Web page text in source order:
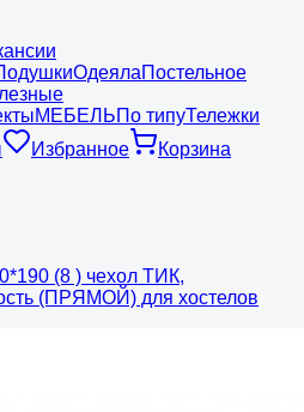
ОдеялаПостельное
МЕБЕЛЬПо типуТележки
Избранное
Корзина
(8 ) чехол ТИК,
(ПРЯМОЙ) для хостелов